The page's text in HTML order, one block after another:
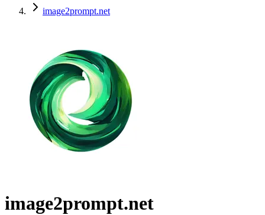
image2prompt.net
image2prompt.net